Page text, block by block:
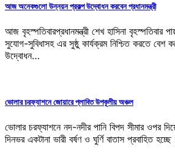
আজ অনেকগুলো উন্নয়ন প্রকল্প উদ্বোধন করবেন প্রধানমন্ত্রী
আজ বৃহস্পতিবারপ্রধানমন্ত্রী শেখ হাসিনা বৃহস্পতিবার
সুযোগ-সুবিধাসহ এর সুষ্ঠু কার্যক্রম নিশ্চিত করতে বেশ
উদ্বোধন…
ভোলার চরফ্যাশনে জোয়ারে প্লাবিত উপকূলীয় অঞ্চল
ভোলার চরফ্যাশনে নদ-নদীর পানি বিপদ সীমার ওপর
দিনভর একটানা ভারী বর্ষণ ও ঘুর্ণি বাতাস প্রবাহিত